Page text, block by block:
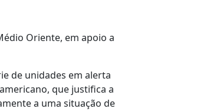
Oriente, em apoio a
de unidades em alerta
que justifica a
a uma situação de